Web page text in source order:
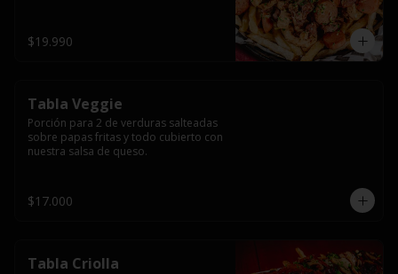
$19.990
Tabla Veggie
Porción para 2 de verduras salteadas
sobre papas fritas y todo cubierto con
nuestra salsa de queso.
$17.000
Tabla Criolla